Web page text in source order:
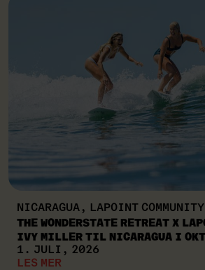
NICARAGUA, LAPOINT
THE WONDERSTATE RETREAT X
IVY MILLER TIL NICARAGUA I
1. JULI, 2026
LES MER